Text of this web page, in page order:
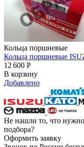
Кольца поршневые
Кольца поршневые
12 600 Р
В корзину
Добавлено
Не нашли то, что
подбора?
Оформить заявку